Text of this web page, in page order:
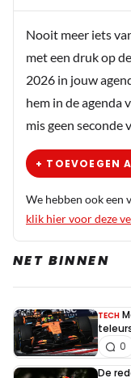
14
Ik ben er
aantikt in
Alien81
14
Typische
eigenlijk
worden..
sinds de
geweest
Nooit meer iets
met een druk op
2026 in jouw
hem in de agenda
mis geen seconde
+ TOEVOEGEN
We hebben ook een
klik hier voor deze
NET BINNEN
TECH
0
De